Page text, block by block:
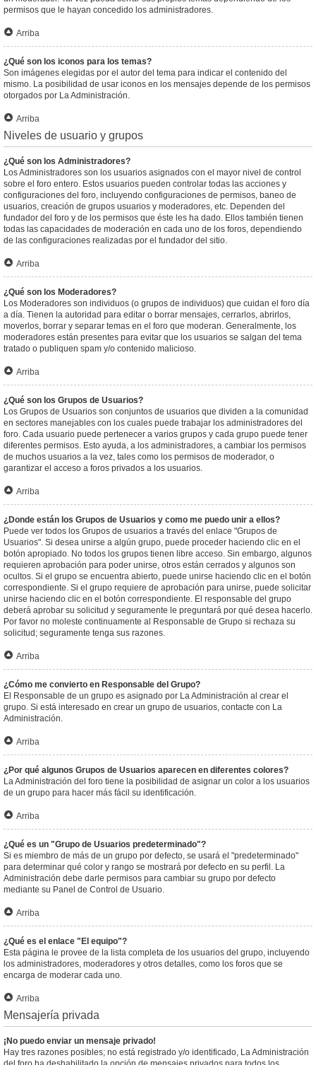
permisos que le hayan concedido los administradores.
Arriba
¿Qué son los iconos para los temas?
Son imágenes elegidas por el autor del tema para indicar el contenido del
mismo. La posibilidad de usar iconos en los mensajes depende de los permisos
otorgados por La Administración.
Arriba
Niveles de usuario y grupos
¿Qué son los Administradores?
Los Administradores son los usuarios asignados con el mayor nivel de control
sobre el foro entero. Estos usuarios pueden controlar todas las acciones y
configuraciones del foro, incluyendo configuraciones de permisos, baneo de
usuarios, creación de grupos usuarios y moderadores, etc. Dependen del
fundador del foro y de los permisos que éste les ha dado. Ellos también tienen
todas las capacidades de moderación en cada uno de los foros, dependiendo
de las configuraciones realizadas por el fundador del sitio.
Arriba
¿Qué son los Moderadores?
Los Moderadores son individuos (o grupos de individuos) que cuidan el foro día
a día. Tienen la autoridad para editar o borrar mensajes, cerrarlos, abrirlos,
moverlos, borrar y separar temas en el foro que moderan. Generalmente, los
moderadores están presentes para evitar que los usuarios se salgan del tema
tratado o publiquen spam y/o contenido malicioso.
Arriba
¿Qué son los Grupos de Usuarios?
Los Grupos de Usuarios son conjuntos de usuarios que dividen a la comunidad
en sectores manejables con los cuales puede trabajar los administradores del
foro. Cada usuario puede pertenecer a varios grupos y cada grupo puede tener
diferentes permisos. Esto ayuda, a los administradores, a cambiar los permisos
de muchos usuarios a la vez, tales como los permisos de moderador, o
garantizar el acceso a foros privados a los usuarios.
Arriba
¿Donde están los Grupos de Usuarios y como me puedo unir a ellos?
Puede ver todos los Grupos de usuarios a través del enlace "Grupos de
Usuarios". Si desea unirse a algún grupo, puede proceder haciendo clic en el
botón apropiado. No todos los grupos tienen libre acceso. Sin embargo, algunos
requieren aprobación para poder unirse, otros están cerrados y algunos son
ocultos. Si el grupo se encuentra abierto, puede unirse haciendo clic en el botón
correspondiente. Si el grupo requiere de aprobación para unirse, puede solicitar
unirse haciendo clic en el botón correspondiente. El responsable del grupo
deberá aprobar su solicitud y seguramente le preguntará por qué desea hacerlo.
Por favor no moleste continuamente al Responsable de Grupo si rechaza su
solicitud; seguramente tenga sus razones.
Arriba
¿Cómo me convierto en Responsable del Grupo?
El Responsable de un grupo es asignado por La Administración al crear el
grupo. Si está interesado en crear un grupo de usuarios, contacte con La
Administración.
Arriba
¿Por qué algunos Grupos de Usuarios aparecen en diferentes colores?
La Administración del foro tiene la posibilidad de asignar un color a los usuarios
de un grupo para hacer más fácil su identificación.
Arriba
¿Qué es un "Grupo de Usuarios predeterminado"?
Si es miembro de más de un grupo por defecto, se usará el "predeterminado"
para determinar qué color y rango se mostrará por defecto en su perfil. La
Administración debe darle permisos para cambiar su grupo por defecto
mediante su Panel de Control de Usuario.
Arriba
¿Qué es el enlace "El equipo"?
Esta página le provee de la lista completa de los usuarios del grupo, incluyendo
los administradores, moderadores y otros detalles, como los foros que se
encarga de moderar cada uno.
Arriba
Mensajería privada
¡No puedo enviar un mensaje privado!
Hay tres razones posibles; no está registrado y/o identificado, La Administración